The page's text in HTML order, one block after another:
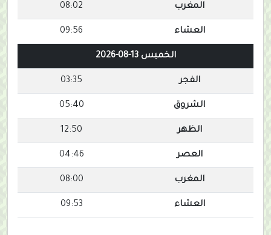
المغرب 08:02
العشاء 09:56
الخميس 13-08-2026
الفجر 03:35
الشروق 05:40
الظهر 12:50
العصر 04:46
المغرب 08:00
العشاء 09:53